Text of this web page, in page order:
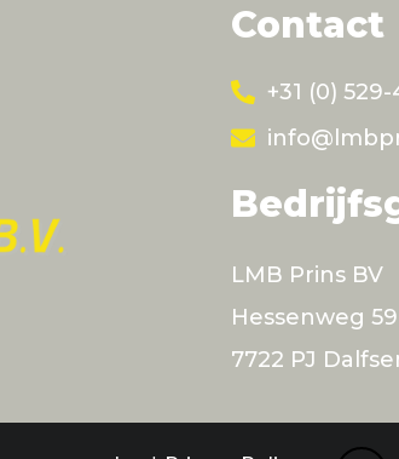
Contact
+31 (0)
LMB Prins BV
Hessenweg 59
7722 PJ